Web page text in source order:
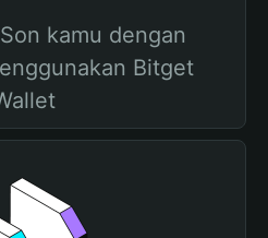
kamu dengan
Bitget